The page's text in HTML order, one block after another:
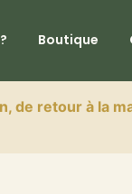
Boutique
de retour à la